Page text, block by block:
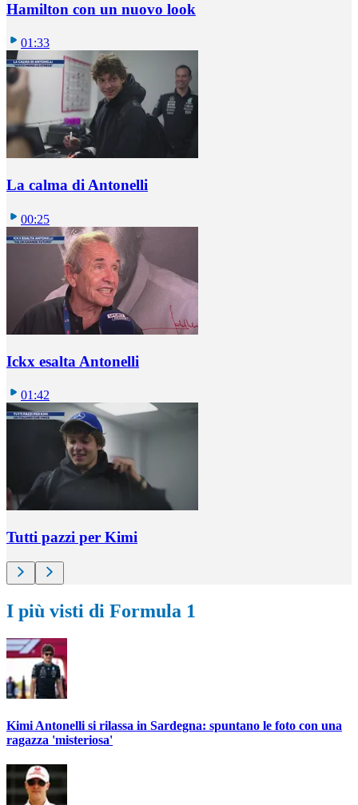
Hamilton con un nuovo look
01:33
La calma di Antonelli
00:25
Ickx esalta Antonelli
01:42
Tutti pazzi per Kimi
I più visti di Formula 1
Kimi Antonelli si rilassa in Sardegna: spuntano le foto con una
ragazza 'misteriosa'